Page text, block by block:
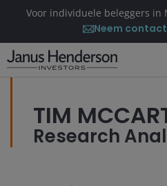
Voor individuele beleggers in
Neem
TIM
Research